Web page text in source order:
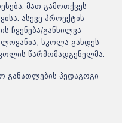
მათ გამოთქვეს
ასევე პროექტის
ჩვენება/განხილვა
სკოლა გახდეს
წარმომადგენელმა.
განათლების პედაგოგი